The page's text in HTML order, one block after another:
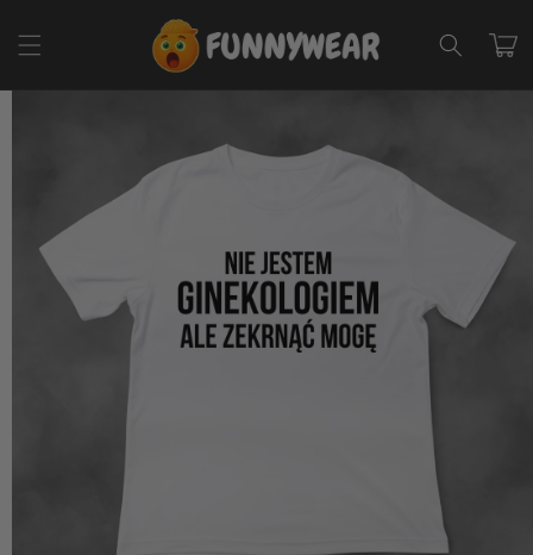
treści
Koszyk